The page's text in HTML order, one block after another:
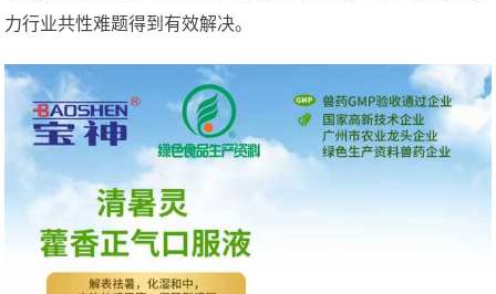
力行业共性难题得到有效解决。